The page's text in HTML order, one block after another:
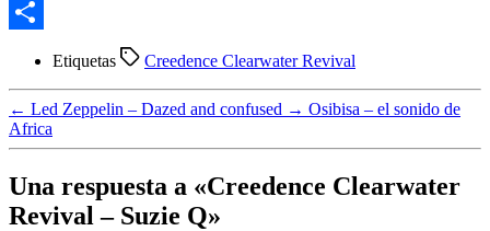
Email
Etiquetas Creedence Clearwater Revival
← Led Zeppelin – Dazed and confused → Osibisa – el sonido de
Africa
Una respuesta a «Creedence Clearwater
Revival – Suzie Q»